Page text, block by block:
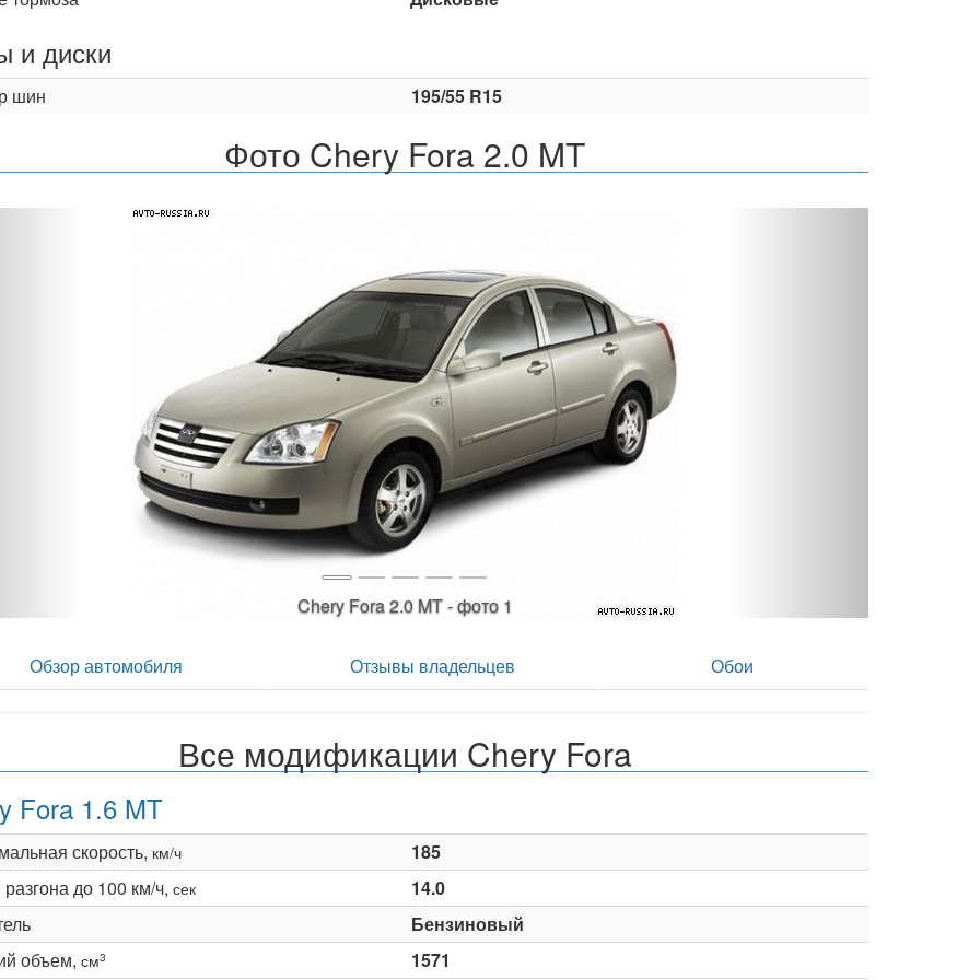
и диски
шин 195/55 R15
Фото Chery Fora 2.0 MT
Chery Fora 2.0 MT - фото 2
Обзор автомобиля Отзывы владельцев Обои
Все модификации Chery Fora
Fora 1.6 MT
скорость, км/ч
185
до 100 км/ч, сек
14.0
Бензиновый
объем, см3 1571